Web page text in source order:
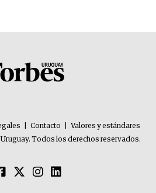
Contacto
Valores y estándares
Todos los derechos reservados.